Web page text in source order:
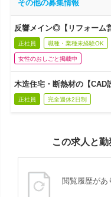
その他の募集情報
反響メイン◎【リフォーム
正社員 職種・業種未経験OK
女性のおしごと掲載中
木造住宅・断熱材の【CAD
正社員 完全週休2日制
この求人と
閲覧履歴があ